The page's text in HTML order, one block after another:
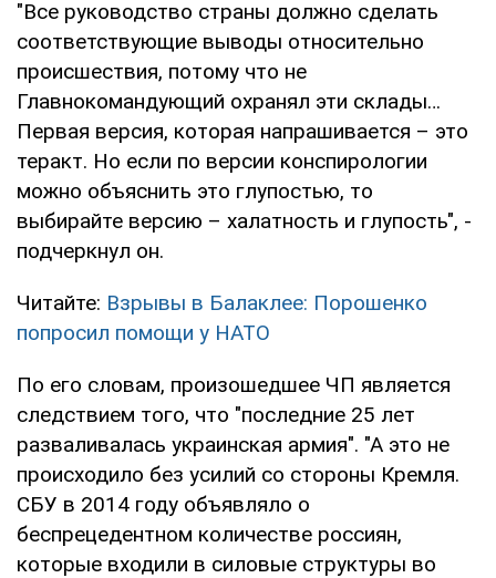
"Все руководство страны должно сделать
соответствующие выводы относительно
происшествия, потому что не
Главнокомандующий охранял эти склады…
Первая версия, которая напрашивается – это
теракт. Но если по версии конспирологии
можно объяснить это глупостью, то
выбирайте версию – халатность и глупость", -
подчеркнул он.
Читайте: Взрывы в Балаклее: Порошенко
попросил помощи у НАТО
По его словам, произошедшее ЧП является
следствием того, что "последние 25 лет
разваливалась украинская армия". "А это не
происходило без усилий со стороны Кремля.
СБУ в 2014 году объявляло о
беспрецедентном количестве россиян,
которые входили в силовые структуры во